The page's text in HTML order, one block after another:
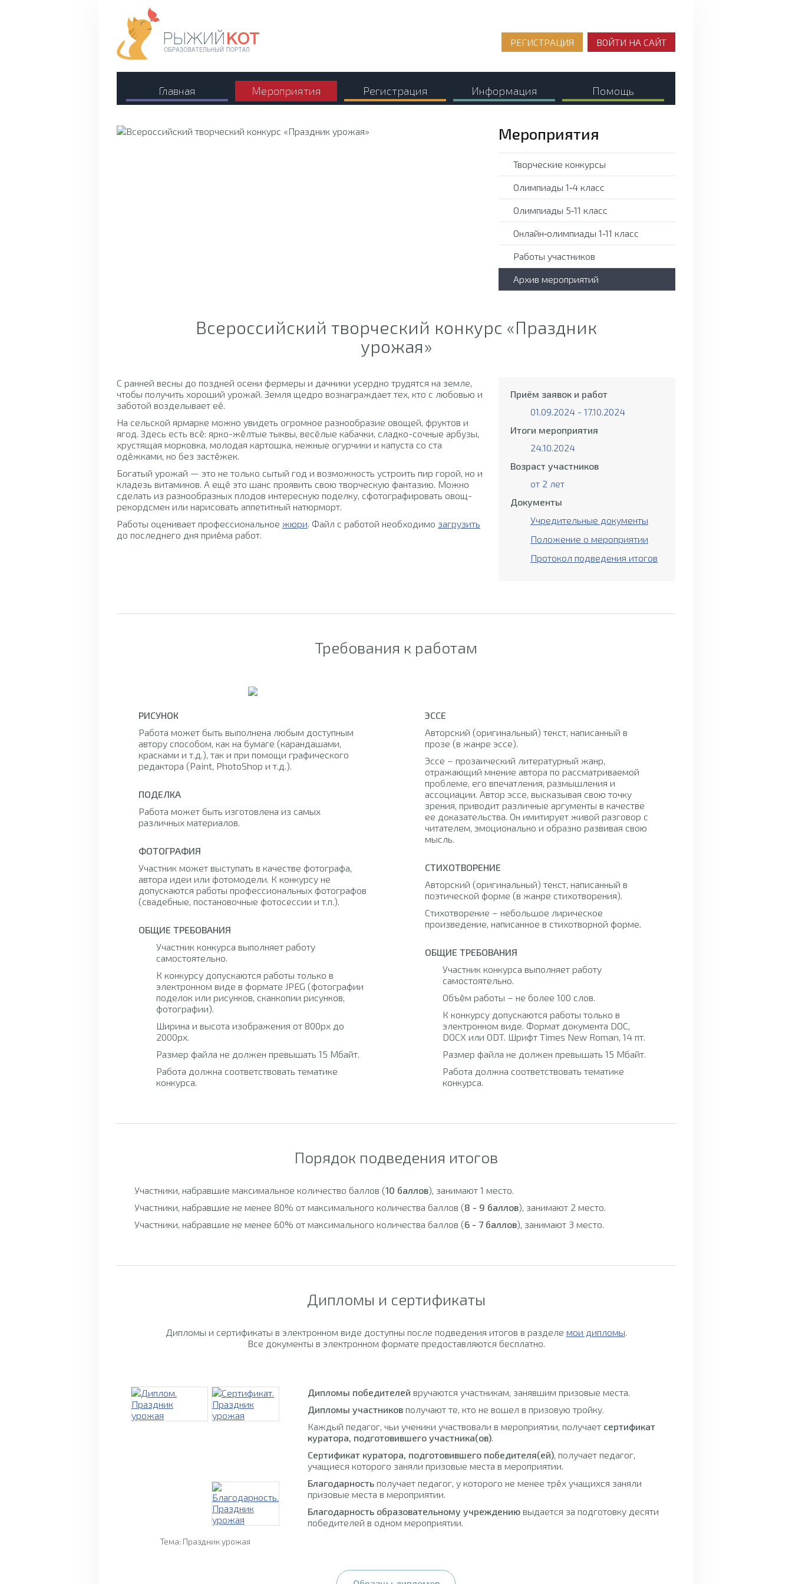
РЕГИСТРАЦИЯ ВОЙТИ НА САЙТ
Главная Мероприятия Регистрация Информация Помощь
Мероприятия
Творческие конкурсы
Олимпиады 1‑4 класс
Олимпиады 5‑11 класс
Онлайн‑олимпиады 1‑11 класс
Работы участников
Архив мероприятий
Всероссийский творческий конкурс «Праздник
урожая»
С ранней весны до поздней осени фермеры и дачники усердно трудятся на земле,
чтобы получить хороший урожай. Земля щедро вознаграждает тех, кто с любовью и
заботой возделывает её.
На сельской ярмарке можно увидеть огромное разнообразие овощей, фруктов и
ягод. Здесь есть всё: ярко-жёлтые тыквы, весёлые кабачки, сладко-сочные арбузы,
хрустящая морковка, молодая картошка, нежные огурчики и капуста со ста
одёжками, но без застёжек.
Богатый урожай — это не только сытый год и возможность устроить пир горой, но и
кладезь витаминов. А ещё это шанс проявить свою творческую фантазию. Можно
сделать из разнообразных плодов интересную поделку, сфотографировать овощ-
рекордсмен или нарисовать аппетитный натюрморт.
Работы оценивает профессиональное жюри. Файл с работой необходимо загрузить
до последнего дня приёма работ.
Приём заявок и работ
01.09.2024 - 17.10.2024
Итоги мероприятия
24.10.2024
Возраст участников
от 2 лет
Документы
Учредительные документы
Положение о мероприятии
Протокол подведения итогов
Требования к работам
РИСУНОК
Работа может быть выполнена любым доступным
автору способом, как на бумаге (карандашами,
красками и т.д.), так и при помощи графического
редактора (Paint, PhotoShop и т.д.).
ПОДЕЛКА
Работа может быть изготовлена из самых
различных материалов.
ФОТОГРАФИЯ
Участник может выступать в качестве фотографа,
автора идеи или фотомодели. К конкурсу не
допускаются работы профессиональных фотографов
(свадебные, постановочные фотосессии и т.п.).
ОБЩИЕ ТРЕБОВАНИЯ
Участник конкурса выполняет работу
самостоятельно.
К конкурсу допускаются работы только в
электронном виде в формате JPEG (фотографии
поделок или рисунков, сканкопии рисунков,
фотографии).
Ширина и высота изображения от 800px до
2000px.
Размер файла не должен превышать 15 Мбайт.
Работа должна соответствовать тематике
конкурса.
ЭССЕ
Авторский (оригинальный) текст, написанный в
прозе (в жанре эссе).
Эссе – прозаический литературный жанр,
отражающий мнение автора по рассматриваемой
проблеме, его впечатления, размышления и
ассоциации. Автор эссе, высказывая свою точку
зрения, приводит различные аргументы в качестве
ее доказательства. Он имитирует живой разговор с
читателем, эмоционально и образно развивая свою
мысль.
СТИХОТВОРЕНИЕ
Авторский (оригинальный) текст, написанный в
поэтической форме (в жанре стихотворения).
Стихотворение – небольшое лирическое
произведение, написанное в стихотворной форме.
ОБЩИЕ ТРЕБОВАНИЯ
Участник конкурса выполняет работу
самостоятельно.
Объём работы – не более 100 слов.
К конкурсу допускаются работы только в
электронном виде. Формат документа DOC,
DOCX или ODT. Шрифт Times New Roman, 14 пт.
Размер файла не должен превышать 15 Мбайт.
Работа должна соответствовать тематике
конкурса.
Порядок подведения итогов
Участники, набравшие максимальное количество баллов (10 баллов), занимают 1 место.
Участники, набравшие не менее 80% от максимального количества баллов (8 - 9 баллов), занимают 2 место.
Участники, набравшие не менее 60% от максимального количества баллов (6 - 7 баллов), занимают 3 место.
Дипломы и сертификаты
Дипломы и сертификаты в электронном виде доступны после подведения итогов в разделе мои дипломы.
Все документы в электронном формате предоставляются бесплатно.
Тема: Праздник урожая
Дипломы победителей вручаются участникам, занявшим призовые места.
Дипломы участников получают те, кто не вошел в призовую тройку.
Каждый педагог, чьи ученики участвовали в мероприятии, получает сертификат
куратора, подготовившего участника(ов).
Сертификат куратора, подготовившего победителя(ей), получает педагог,
учащиеся которого заняли призовые места в мероприятии.
Благодарность получает педагог, у которого не менее трёх учащихся заняли
призовые места в мероприятии.
Благодарность образовательному учреждению выдается за подготовку десяти
победителей в одном мероприятии.